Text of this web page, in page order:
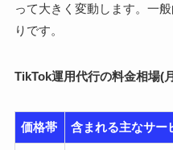
って大きく変動します。一
りです。
TikTok運用代行の料金相場(
価格帯 含まれる主なサー